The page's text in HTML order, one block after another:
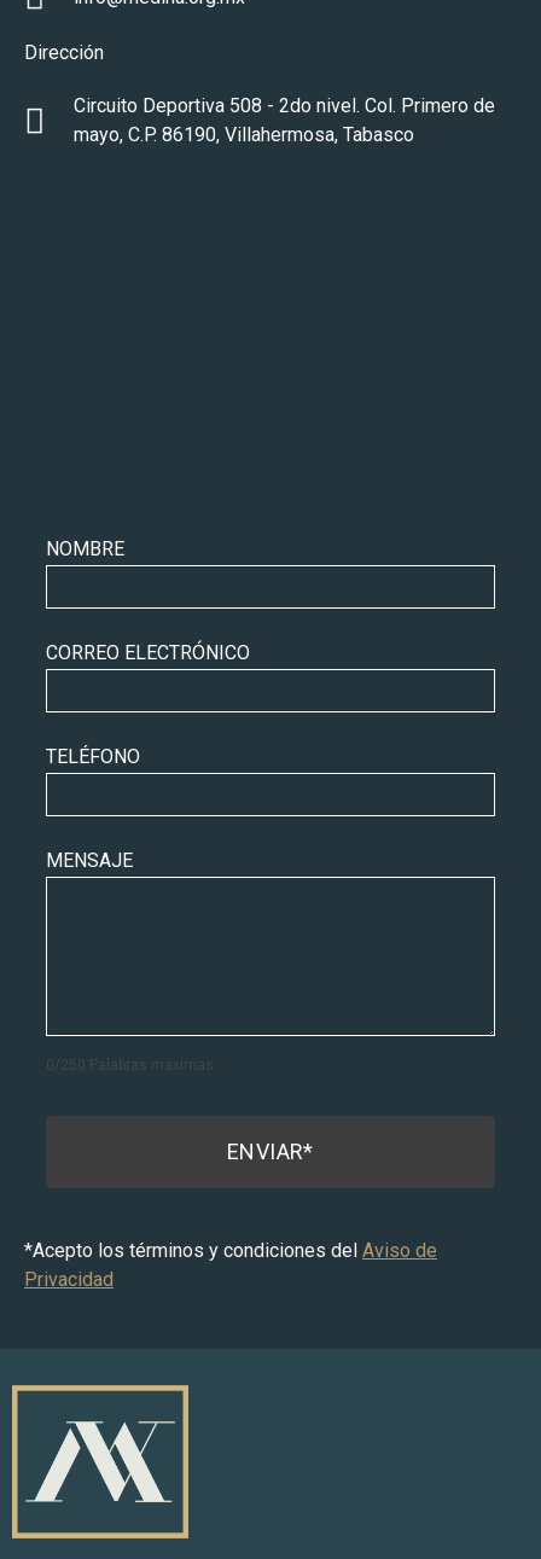
Dirección
Circuito Deportiva 508 - 2do nivel. Col. Primero de
mayo, C.P. 86190, Villahermosa, Tabasco
this
blank
NOMBRE
CORREO ELECTRÓNICO
TELÉFONO
MENSAJE
0/250 Palabras máximas
ENVIAR*
*Acepto los términos y condiciones del Aviso de
Privacidad